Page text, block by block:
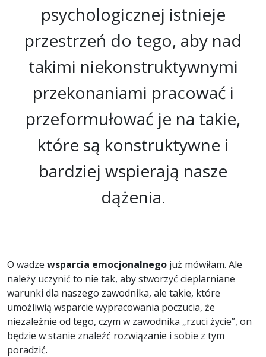
psychologicznej istnieje
przestrzeń do tego, aby nad
takimi niekonstruktywnymi
przekonaniami pracować i
przeformułować je na takie,
które są konstruktywne i
bardziej wspierają nasze
dążenia.
O wadze wsparcia emocjonalnego już mówiłam. Ale
należy uczynić to nie tak, aby stworzyć cieplarniane
warunki dla naszego zawodnika, ale takie, które
umożliwią wsparcie wypracowania poczucia, że
niezależnie od tego, czym w zawodnika „rzuci życie”, on
będzie w stanie znaleźć rozwiązanie i sobie z tym
poradzić.